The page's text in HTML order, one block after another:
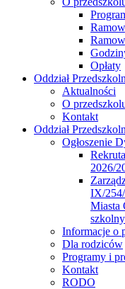
Opłaty
Oddział
Aktualności
O
Kontakt
Oddział
Ogłoszenie
2026/
IX/
Miasta
Informacje o
Dla rodziców
Programy i
Kontakt
RODO